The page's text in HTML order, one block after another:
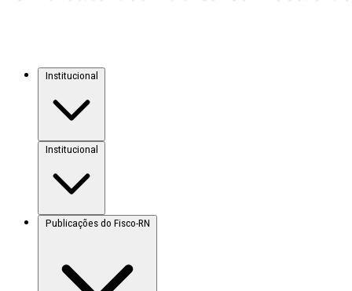
Institucional
Institucional
Publicações do Fisco-RN